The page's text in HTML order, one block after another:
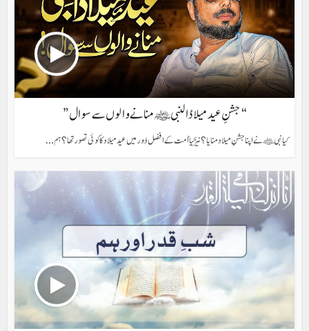
“جشنِ عید میلادُالنبی ﷺ منانے والوں سے سوال”
کیا نبی ﷺ نے اپنا جشنِ میلاد منایا؟ نیز کیا اُمت کے افضل دَور میں عید میلاد کا کوئی تصور تھا؟ ہم...